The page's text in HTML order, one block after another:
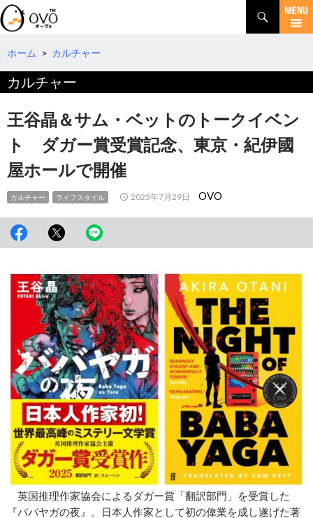
検
索
コ
テ
ツ
へ
移
動
ホーム > カルチャー
カルチャー
王谷晶＆サム・ベットのトークイベン
ト ダガー賞受賞記念、東京・紀伊國
屋ホールで開催
カルチャー ライフスタイル 2025年7月29日 OVO
英国推理作家協会によるダガー賞「翻訳部門」を受賞した
『ババヤガの夜』。日本人作家として初の偉業を成し遂げた著